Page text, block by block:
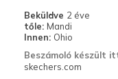
Width
Sizing
View On Shoes
Beküldve 2 éve
tőle: Mandi
Innen: Ohio
Beszámoló készült
skechers.com